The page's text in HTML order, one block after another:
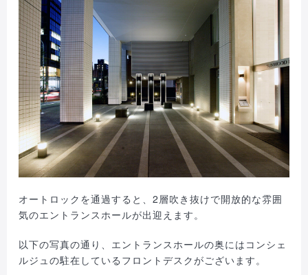
オートロックを通過すると、2層吹き抜けで開放的な雰囲
気のエントランスホールが出迎えます。
以下の写真の通り、エントランスホールの奥にはコンシェ
ルジュの駐在しているフロントデスクがございます。